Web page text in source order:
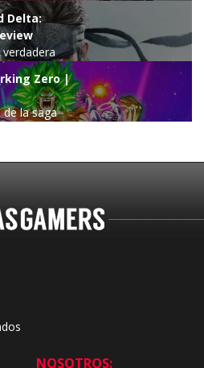
Delta:
verdadera
Zero |
de la saga
NOSOTROS: